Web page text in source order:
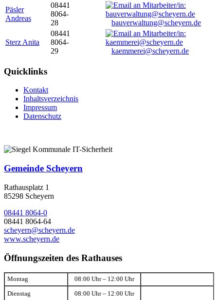
Päsler
Andreas
08441
8064-
28
bauverwaltung@scheyern.de
Sterz Anita
08441
8064-
29
kaemmerei@scheyern.de
Quicklinks
Kontakt
Inhaltsverzeichnis
Impressum
Datenschutz
Gemeinde Scheyern
Rathausplatz 1
85298 Scheyern
08441 8064-0
08441 8064-64
scheyern@scheyern.de
www.scheyern.de
Öffnungszeiten des Rathauses
Montag 08:00 Uhr – 12:00 Uhr
Dienstag 08:00 Uhr – 12:00 Uhr